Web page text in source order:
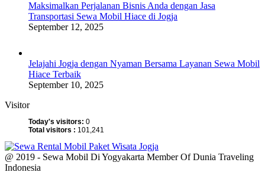
Maksimalkan Perjalanan Bisnis Anda dengan Jasa
Transportasi Sewa Mobil Hiace di Jogja
September 12, 2025
Jelajahi Jogja dengan Nyaman Bersama Layanan Sewa Mobil
Hiace Terbaik
September 10, 2025
Visitor
Today's visitors: 0
Total visitors : 101,241
@ 2019 - Sewa Mobil Di Yogyakarta Member Of Dunia Traveling
Indonesia